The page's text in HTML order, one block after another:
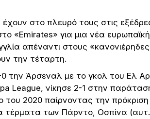
έχουν στο πλευρό τους στις
«Emirates» για μια νέα
απέναντι στους
την τέταρτη.
την Άρσεναλ με το γκολ του Ελ
League, νίκησε 2-1 στην
του 2020 παίρνοντας την
τέρματα των Πάρντο, Οσπίνα